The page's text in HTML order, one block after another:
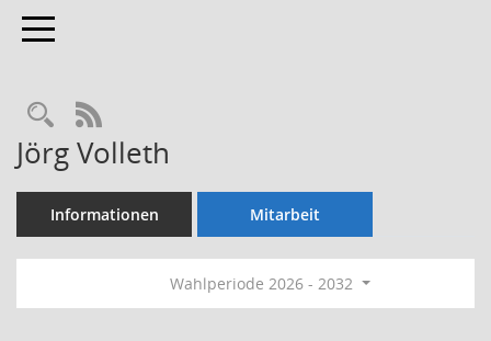
Toggle navigation
Rechercheauswahl
RSS-Feed
Jörg Volleth
Informationen Mitarbeit
Wahlperiode 2026 - 2032